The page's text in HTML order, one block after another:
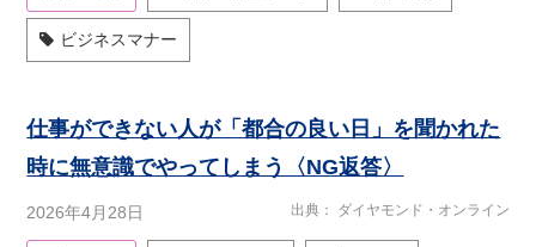
ビジネスマナー
仕事ができない人が「都合の良い日」を聞かれた
時に無意識でやってしまう〈NG返答〉
2026年4月28日 出典 ダイヤモンド・オンライン